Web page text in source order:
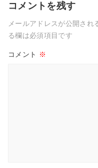
コメントを残す
メールアドレスが公開され
る欄は必須項目です
コメント ※